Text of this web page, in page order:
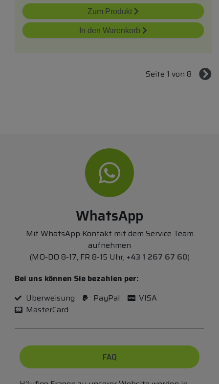
Zum Produkt
In den Warenkorb
Seite 1 von 8
WhatsApp
Mit WhatsApp Kontakt mit dem Service Team
aufnehmen
(MO-DO 8-17, FR 8-15 Uhr, +43 1 267 67 60)
Bei uns können Sie bezahlen per:
Überweisung
PayPal
VISA
MasterCard
FAQ